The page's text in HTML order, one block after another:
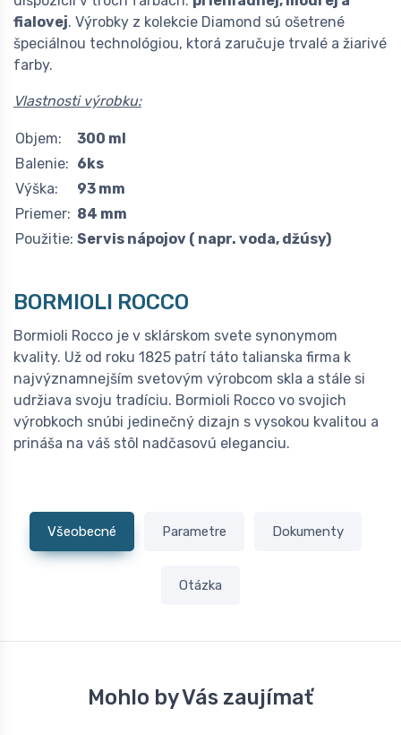
fialovej. Výrobky z kolekcie Diamond sú ošetrené
špeciálnou technológiou, ktorá zaručuje trvalé a žiarivé
farby.
Vlastnosti výrobku:
Objem:
300 ml
Balenie: 6ks
Výška:
93 mm
Priemer: 84 mm
Použitie: Servis nápojov ( napr. voda, džúsy)
BORMIOLI ROCCO
Bormioli Rocco je v sklárskom svete synonymom
kvality. Už od roku 1825 patrí táto talianska firma k
najvýznamnejším svetovým výrobcom skla a stále si
udržiava svoju tradíciu. Bormioli Rocco vo svojich
výrobkoch snúbi jedinečný dizajn s vysokou kvalitou a
prináša na váš stôl nadčasovú eleganciu.
Všeobecné Parametre Dokumenty
Otázka
Mohlo by Vás zaujímať